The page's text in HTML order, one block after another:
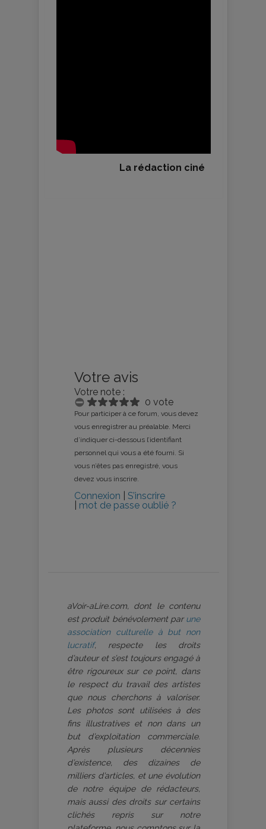
La rédaction ciné
Votre avis
Votre note :
0 vote
Pour participer à ce forum, vous devez
vous enregistrer au préalable. Merci
d’indiquer ci-dessous l’identifiant
personnel qui vous a été fourni. Si
vous n’êtes pas enregistré, vous
devez vous inscrire.
Connexion
S’inscrire
mot de passe oublié ?
aVoir-aLire.com, dont le contenu
est produit bénévolement par une
association culturelle à but non
lucratif, respecte les droits
d’auteur et s’est toujours engagé à
être rigoureux sur ce point, dans
le respect du travail des artistes
que nous cherchons à valoriser.
Les photos sont utilisées à des
fins illustratives et non dans un
but d’exploitation commerciale.
Après plusieurs décennies
d’existence, des dizaines de
milliers d’articles, et une évolution
de notre équipe de rédacteurs,
mais aussi des droits sur certains
clichés repris sur notre